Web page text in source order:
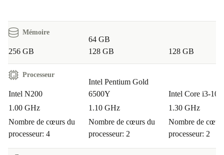
Mémoire
256 GB
64 GB
128 GB
128 GB
Processeur
Intel N200
1.00 GHz
Nombre de cœurs du
processeur: 4
Intel Pentium Gold
6500Y
1.10 GHz
Nombre de cœurs du
processeur: 2
Intel Core i3-
1.30 GHz
Nombre de
processeur: 2